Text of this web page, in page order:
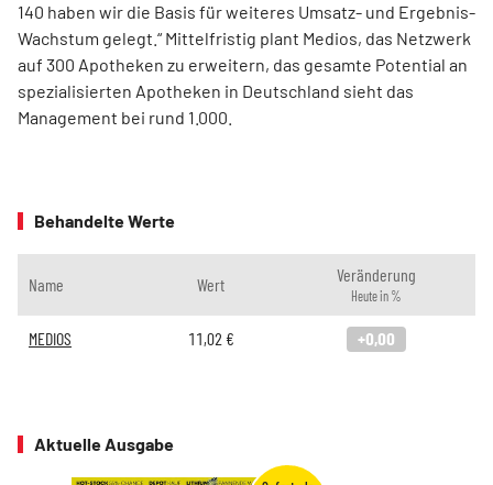
140 haben wir die Basis für weiteres Umsatz- und Ergebnis-
Wachstum gelegt.“ Mittelfristig plant Medios, das Netzwerk
auf 300 Apotheken zu erweitern, das gesamte Potential an
spezialisierten Apotheken in Deutschland sieht das
Management bei rund 1.000.
Behandelte Werte
Name Wert Veränderung
Heute in %
MEDIOS 11,02 € +0,00
Aktuelle Ausgabe